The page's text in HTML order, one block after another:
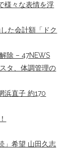
様々な表情を浮
た会計額「ドク
除 – 47NEWS
タ、体調管理の
浜直子 約170
」希望 山田久志